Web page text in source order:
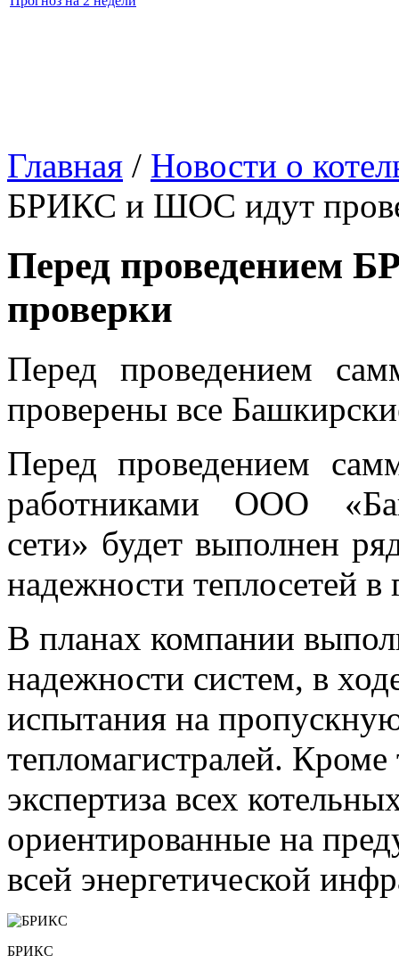
Главная / Новости о
БРИКС и ШОС идут
Перед проведением
проверки
Перед проведением
проверены все
Перед проведением
работниками ООО
сети» будет выполнен
надежности теплосетей в
В планах компании
надежности систем, в
испытания на
тепломагистралей. Кроме
экспертиза всех
ориентированные на
всей энергетической
БРИКС